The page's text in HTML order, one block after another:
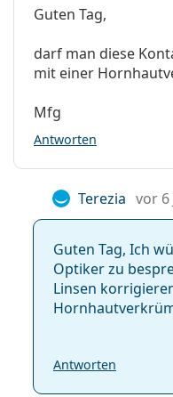
Guten Tag,
darf man diese
mit einer
Mfg
Antworten
Terezia vor 6
Guten Tag, Ich
Optiker zu
Linsen
Antworten